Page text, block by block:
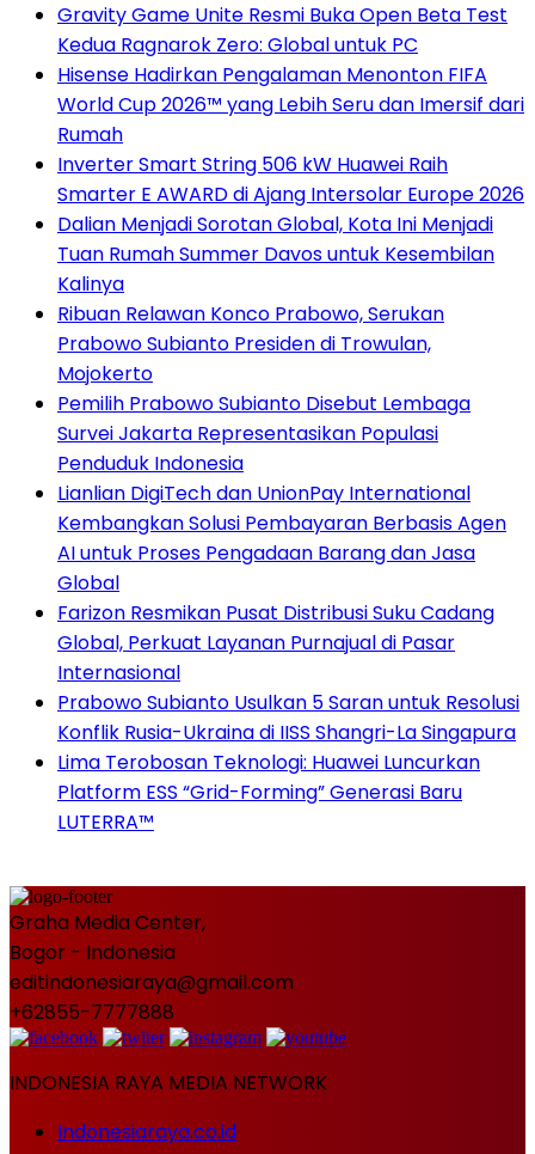
Gravity Game Unite Resmi Buka Open Beta Test
Kedua Ragnarok Zero: Global untuk PC
Hisense Hadirkan Pengalaman Menonton FIFA
World Cup 2026™ yang Lebih Seru dan Imersif dari
Rumah
Inverter Smart String 506 kW Huawei Raih
Smarter E AWARD di Ajang Intersolar Europe 2026
Dalian Menjadi Sorotan Global, Kota Ini Menjadi
Tuan Rumah Summer Davos untuk Kesembilan
Kalinya
Ribuan Relawan Konco Prabowo, Serukan
Prabowo Subianto Presiden di Trowulan,
Mojokerto
Pemilih Prabowo Subianto Disebut Lembaga
Survei Jakarta Representasikan Populasi
Penduduk Indonesia
Lianlian DigiTech dan UnionPay International
Kembangkan Solusi Pembayaran Berbasis Agen
AI untuk Proses Pengadaan Barang dan Jasa
Global
Farizon Resmikan Pusat Distribusi Suku Cadang
Global, Perkuat Layanan Purnajual di Pasar
Internasional
Prabowo Subianto Usulkan 5 Saran untuk Resolusi
Konflik Rusia-Ukraina di IISS Shangri-La Singapura
Lima Terobosan Teknologi: Huawei Luncurkan
Platform ESS “Grid-Forming” Generasi Baru
LUTERRA™
Graha Media Center,
Bogor - Indonesia
editindonesiaraya@gmail.com
+62855-7777888
INDONESIA RAYA MEDIA NETWORK
Indonesiaraya.co.id